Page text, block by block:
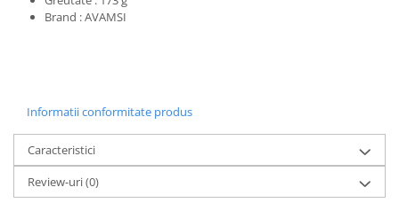
Brand : AVAMSI
Informatii conformitate produs
Caracteristici
Review-uri(0)